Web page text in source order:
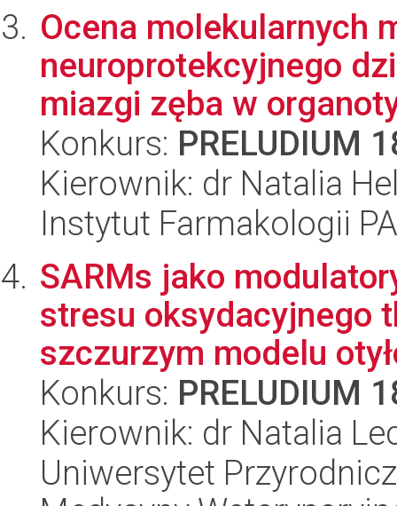
Ocena molekularnych
neuroprotekcyjnego
miazgi zęba w
Konkurs: PRELUDIUM
Kierownik: dr Natalia
Instytut Farmakologii
SARMs jako
stresu oksydacyjnego
szczurzym modelu
Konkurs: PRELUDIUM
Kierownik: dr Natalia
Uniwersytet